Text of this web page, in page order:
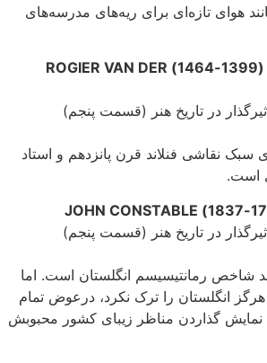
هوای تازه‌ای برای ریه‌هاى مدرسه‌های
64. راجر وان در وِیدن (1399-1464) ROGIER VAN DER
سبک نقاشی فنلاند قرن پانزدهم و استاد
است.
شاخص رمانتیسیسم انگلستان ‌است. اما
انگلستان را ترک نکرد، درعوض تمام
نمایش گذاردن مناظر زیبای کشور محبوبش